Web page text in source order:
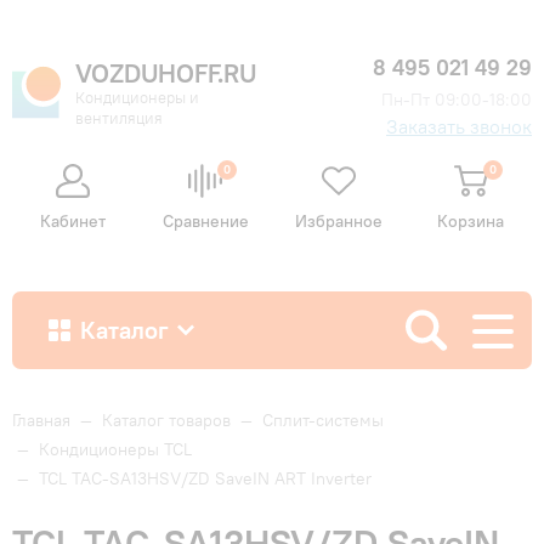
VOZDUHOFF.RU
Кондиционеры и
вентиляция
8 495 021 49 29
Заказать звонок
Кабинет
0
Сравнение Избранное
0
Корзина
Каталог
Как купить
Доставка и оплата
Главная — Каталог товаров — Сплит-системы
— Кондиционеры TCL
— TCL TAC-SA13HSV/ZD SaveIN ART Inverter